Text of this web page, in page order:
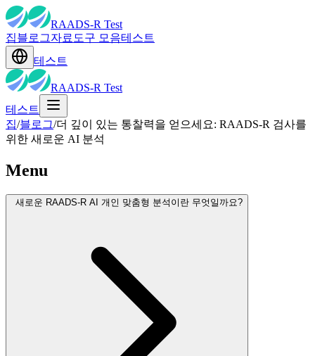
RAADS-R Test
집블로그자료 도구 모음테스트
테스트
RAADS-R Test
테스트
집/블로그/더 깊이 있는 통찰력을 얻으세요: RAADS-R 검사를
위한 새로운 AI 분석
Menu
새로운 RAADS-R AI 개인 맞춤형 분석이란 무엇일까요?